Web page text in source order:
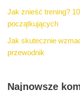
Jak znieść trening?
początkujących
Jak skutecznie
przewodnik
Najnowsze